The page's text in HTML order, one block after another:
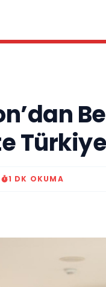
Türkiye
1 DK OKUMA